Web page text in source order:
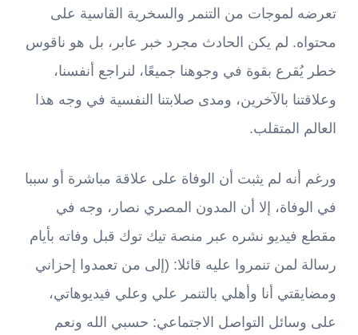
تعرضه لموجات من التنمر والسخرية القاسية على
محتواه. لم يكن الحادث مجرد خبر عابر، بل هو ناقوس
خطر يُقرع بقوة في وجوهنا جميعًا، لنراجع أنفسنا،
وعلاقتنا بالآخرين، ومدى صلابتنا النفسية في وجه هذا
العالم المتقلب.
ورغم أنه لم يثبت أن الوفاة على علاقة مباشرة أو سببا
في الوفاة، إلا أن المدون المصري نصار، وجه في
مقطع فيديو نشره عبر منصة تيك توك قبل وفاته بأيام
رسالة لمن تنمروا عليه قائلا: (إلى من تعمدوا إحزاني
ومضايقتي أنا وأهلي بالتنمر علي وعلي فيديوهاتي،
على وسائل التواصل الاجتماعي: حسبي الله ونعم